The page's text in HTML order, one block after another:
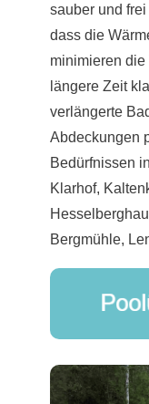
sauber und
dass die
minimieren
längere Zeit
verlängerte
Abdeckungen
Bedürfnissen
Klarhof,
Bergmühle,